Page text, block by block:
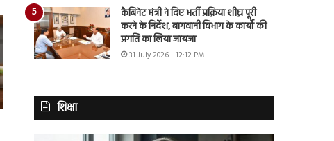
कैबिनेट मंत्री ने दिए भर्ती प्रक्रिया शीघ्र पूरी
करने के निर्देश, बागवानी विभाग के कार्यों की
प्रगति का लिया जायजा
31 July 2026 - 12:12 PM
शिक्षा